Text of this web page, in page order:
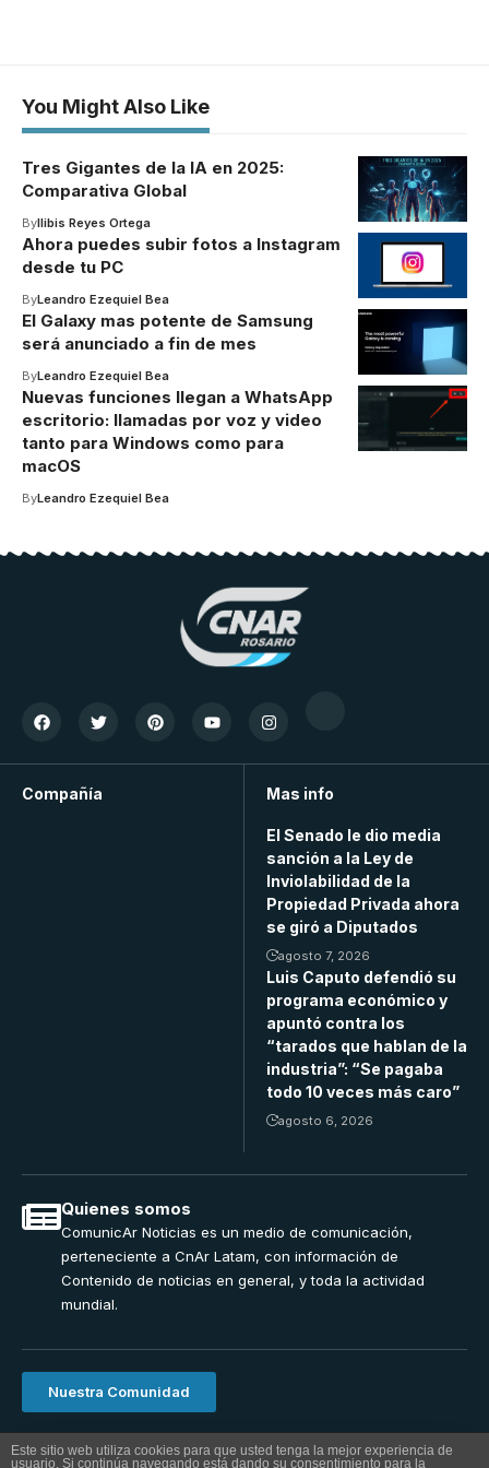
You Might Also Like
Tres Gigantes de la IA en 2025:
Comparativa Global
ByIlibis Reyes Ortega
Ahora puedes subir fotos a Instagram
desde tu PC
ByLeandro Ezequiel Bea
El Galaxy mas potente de Samsung
será anunciado a fin de mes
ByLeandro Ezequiel Bea
Nuevas funciones llegan a WhatsApp
escritorio: llamadas por voz y video
tanto para Windows como para
macOS
ByLeandro Ezequiel Bea
Compañía Mas info
El Senado le dio media
sanción a la Ley de
Inviolabilidad de la
Propiedad Privada ahora
se giró a Diputados
agosto 7, 2026
Luis Caputo defendió su
programa económico y
apuntó contra los
“tarados que hablan de la
industria”: “Se pagaba
todo 10 veces más caro”
agosto 6, 2026
Quienes somos
ComunicAr Noticias es un medio de comunicación,
perteneciente a CnAr Latam, con información de
Contenido de noticias en general, y toda la actividad
mundial.
Nuestra Comunidad
ComunicAr Noticias una realizacion de Cnar Latam 2024.
Este sitio web utiliza cookies para que usted tenga la mejor experiencia de
usuario. Si continúa navegando está dando su consentimiento para la